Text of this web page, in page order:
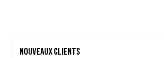
Nouveaux clients